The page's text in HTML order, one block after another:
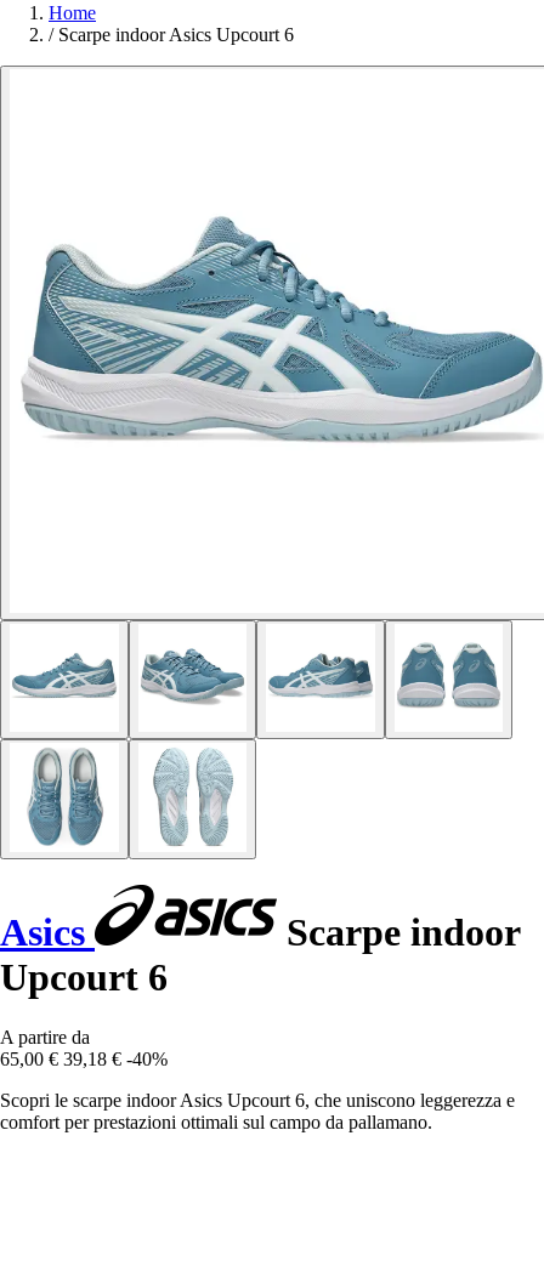
Home
/ Scarpe indoor Asics Upcourt 6
Asics
Scarpe indoor
Upcourt 6
A partire da
65,00 € 39,18 € -40%
Scopri le scarpe indoor Asics Upcourt 6, che uniscono leggerezza e
comfort per prestazioni ottimali sul campo da pallamano.